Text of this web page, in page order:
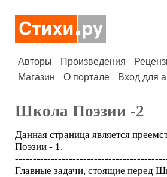
Авторы Произведения
Магазин
О портале Вход для
Школа Поэзии -2
Данная страница является
Поэзии - 1.
Главные задачи, стоящие перед